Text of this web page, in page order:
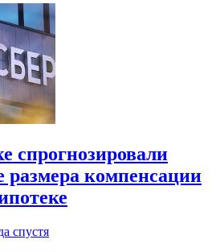
спрогнозировали
компенсации
спустя